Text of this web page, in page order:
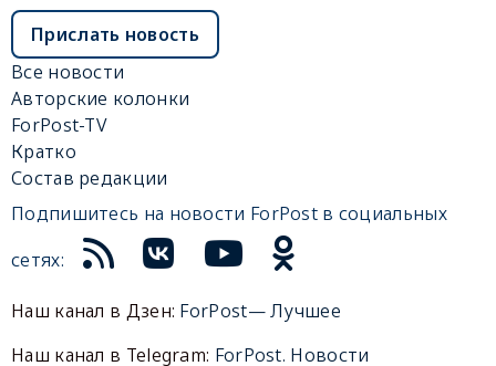
Прислать новость
Все новости
Авторские колонки
ForPost-TV
Кратко
Состав редакции
Подпишитесь на новости ForPost в социальных
сетях:
Наш канал в Дзен: ForPost— Лучшее
Наш канал в Telegram: ForPost. Новости